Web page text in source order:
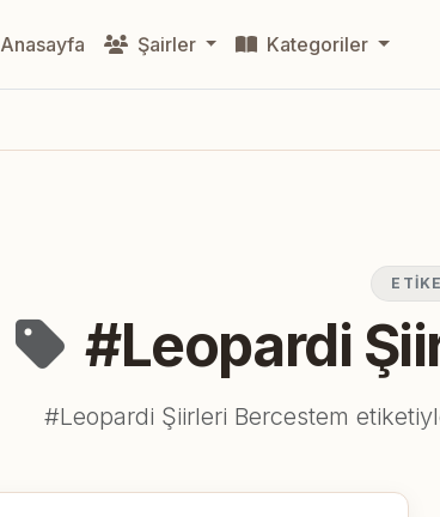
Anasayfa Şairler Kategoriler
#Leopardi
#Leopardi Şiirleri Bercestem